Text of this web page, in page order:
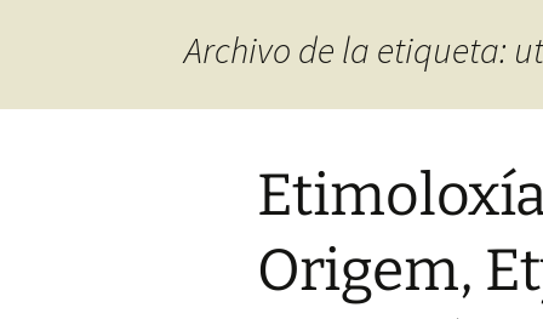
Archivo de la etiqueta:
Origem,